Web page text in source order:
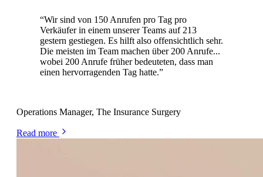
“Wir sind von 150 Anrufen pro Tag pro
Verkäufer in einem unserer Teams auf 213
gestern gestiegen. Es hilft also offensichtlich sehr.
Die meisten im Team machen über 200 Anrufe...
wobei 200 Anrufe früher bedeuteten, dass man
einen hervorragenden Tag hatte.”
Operations Manager, The Insurance Surgery
Read more